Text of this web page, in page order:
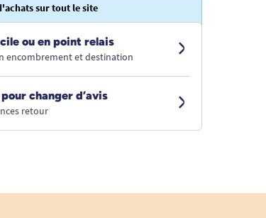
sur tout le site
ou en point relais
encombrement et destination
changer d’avis
retour